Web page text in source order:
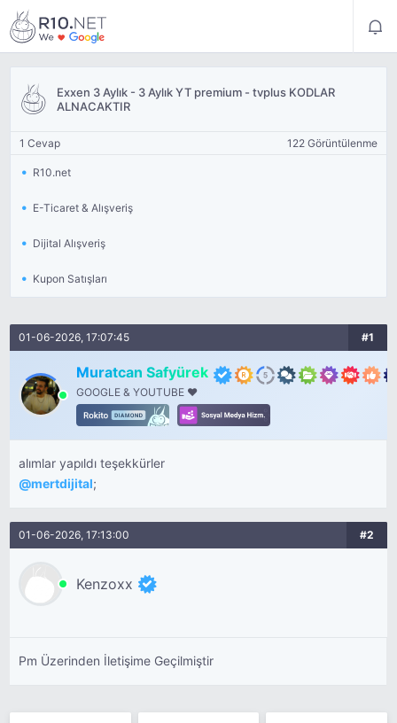
Exxen 3 Aylık - 3 Aylık YT premium - tvplus KODLAR
ALNACAKTIR
1 Cevap 122 Görüntülenme
R10.net
E-Ticaret & Alışveriş
Dijital Alışveriş
Kupon Satışları
01-06-2026, 17:07:45 #1
Muratcan Safyürek
GOOGLE & YOUTUBE ❤️
alımlar yapıldı teşekkürler
@mertdijital;
01-06-2026, 17:13:00 #2
Kenzoxx
Pm Üzerinden İletişime Geçilmiştir